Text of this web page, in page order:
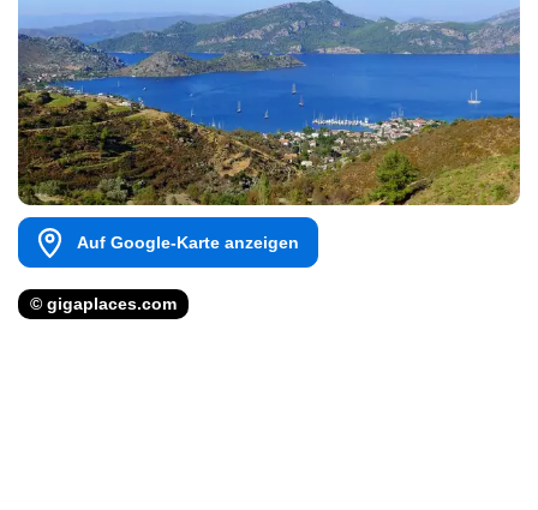
Auf Google-Karte anzeigen
© gigaplaces.com